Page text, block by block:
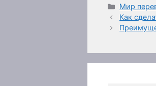
Рубрики
Мир
Как